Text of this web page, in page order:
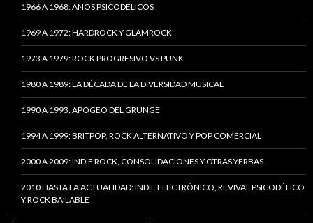
1966 A 1968: AÑOS PSICODÉLICOS
1969 A 1972: HARDROCK Y GLAMROCK
1973 A 1979: ROCK PROGRESIVO VS PUNK
1980 A 1989: LA DÉCADA DE LA DIVERSIDAD MUSICAL
1990 A 1993: APOGEO DEL GRUNGE
1994 A 1999: BRITPOP, ROCK ALTERNATIVO Y POP COMERCIAL
2000 A 2009: INDIE ROCK, CONSOLIDACIONES Y OTRAS YERBAS
2010 HASTA LA ACTUALIDAD: INDIE ELECTRÓNICO, REVIVAL PSICODÉLICO
Y ROCK BAILABLE